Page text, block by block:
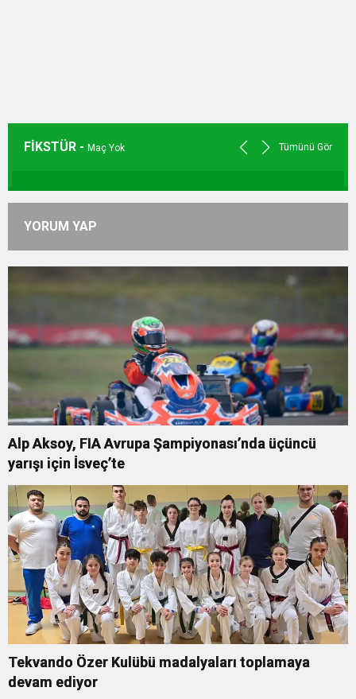
FİKSTÜR - Maç Yok Tümünü Gör
YORUM YAP
Alp Aksoy, FIA Avrupa Şampiyonası’nda üçüncü
yarışı için İsveç’te
Tekvando Özer Kulübü madalyaları toplamaya
devam ediyor